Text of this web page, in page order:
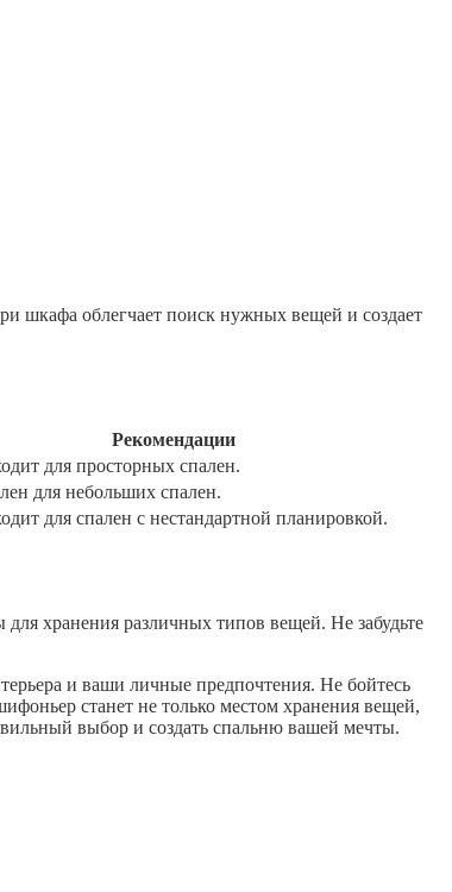
шкафа облегчает поиск нужных вещей и создает
Рекомендации
для просторных спален.
для небольших спален.
для спален с нестандартной планировкой.
хранения различных типов вещей. Не забудьте
и ваши личные предпочтения. Не бойтесь
станет не только местом хранения вещей,
выбор и создать спальню вашей мечты.